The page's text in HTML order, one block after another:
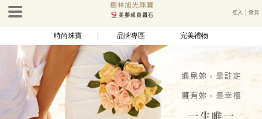
登入 │會員
時尚珠寶 品牌專區 完美禮物